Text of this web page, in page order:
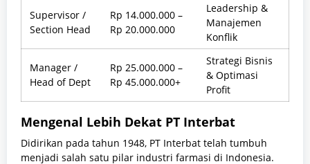
Supervisor /
Section Head
Rp 14.000.000 –
Rp 20.000.000
Leadership &
Manajemen
Konflik
Manager /
Head of Dept
Rp 25.000.000 –
Rp 45.000.000+
Strategi Bisnis
& Optimasi
Profit
Mengenal Lebih Dekat PT Interbat
Didirikan pada tahun 1948, PT Interbat telah tumbuh
menjadi salah satu pilar industri farmasi di Indonesia.